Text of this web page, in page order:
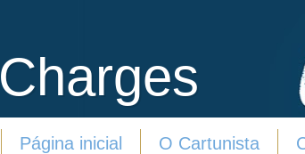
Charges
Página inicial O Cartunista